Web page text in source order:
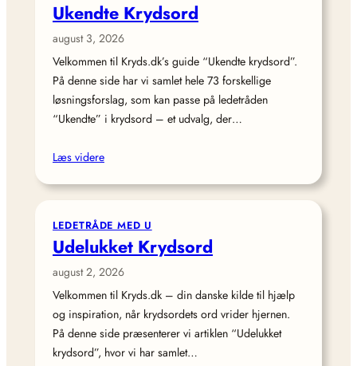
Ukendte Krydsord
august 3, 2026
Velkommen til Kryds.dk’s guide “Ukendte krydsord”.
På denne side har vi samlet hele 73 forskellige
løsningsforslag, som kan passe på ledetråden
“Ukendte” i krydsord – et udvalg, der…
Læs videre
LEDETRÅDE MED U
Udelukket Krydsord
august 2, 2026
Velkommen til Kryds.dk – din danske kilde til hjælp
og inspiration, når krydsordets ord vrider hjernen.
På denne side præsenterer vi artiklen “Udelukket
krydsord”, hvor vi har samlet…